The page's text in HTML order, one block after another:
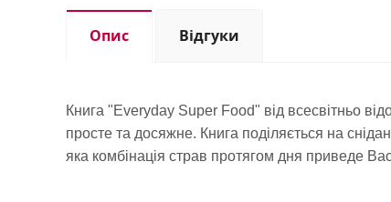
Опис Відгуки
Книга "Everyday Super Food" від всесвітньо
просте та досяжне. Книга поділяється на
яка комбінація страв протягом дня приведе